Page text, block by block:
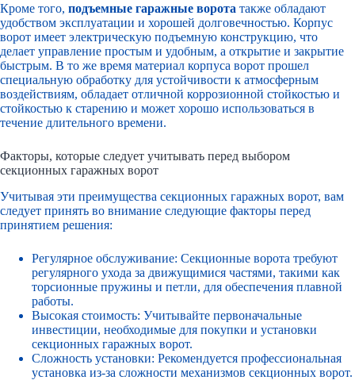
Кроме того, подъемные гаражные ворота также обладают
удобством эксплуатации и хорошей долговечностью. Корпус
ворот имеет электрическую подъемную конструкцию, что
делает управление простым и удобным, а открытие и закрытие
быстрым. В то же время материал корпуса ворот прошел
специальную обработку для устойчивости к атмосферным
воздействиям, обладает отличной коррозионной стойкостью и
стойкостью к старению и может хорошо использоваться в
течение длительного времени.
Факторы, которые следует учитывать перед выбором
секционных гаражных ворот
Учитывая эти преимущества секционных гаражных ворот, вам
следует принять во внимание следующие факторы перед
принятием решения:
Регулярное обслуживание: Секционные ворота требуют
регулярного ухода за движущимися частями, такими как
торсионные пружины и петли, для обеспечения плавной
работы.
Высокая стоимость: Учитывайте первоначальные
инвестиции, необходимые для покупки и установки
секционных гаражных ворот.
Сложность установки: Рекомендуется профессиональная
установка из-за сложности механизмов секционных ворот.